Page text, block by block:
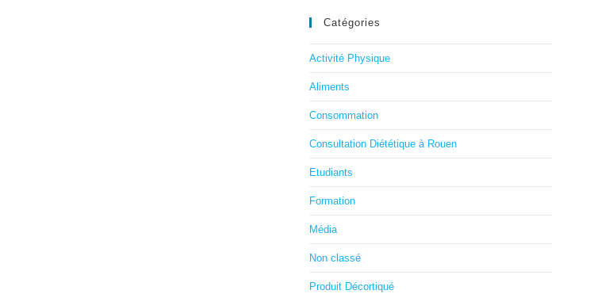
Catégories
Activité Physique
Aliments
Consommation
Consultation Diététique à Rouen
Etudiants
Formation
Média
Non classé
Produit Décortiqué